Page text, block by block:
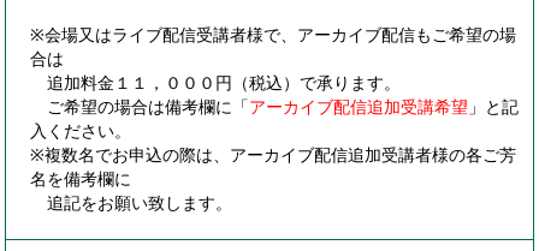
※会場又はライブ配信受講者様で、アーカイブ配信もご希望の場
合は
追加料金１１，０００円（税込）で承ります。
ご希望の場合は備考欄に「アーカイブ配信追加受講希望 」と記
入ください。
※複数名でお申込の際は、アーカイブ配信追加受講者様の各ご芳
名を備考欄に
追記をお願い致します。